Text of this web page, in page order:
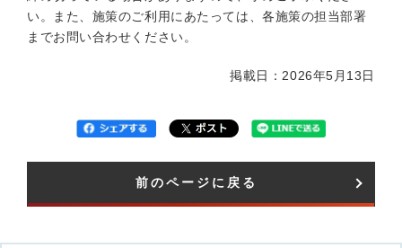
い。また、施策のご利用にあたっては、各施策の担当部署
までお問い合わせください。
掲載日：2026年5月13日
前のページに戻る